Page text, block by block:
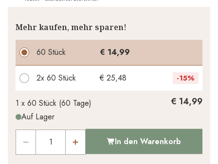
Mehr kaufen, mehr sparen!
60 Stück € 14,99
2x 60 Stück € 25,48 -15%
Ihr persönlicher Rabatt
1x
1 x 60 Stück (60 Tage)
Auf Lager
€ 14,99
In den Warenkorb